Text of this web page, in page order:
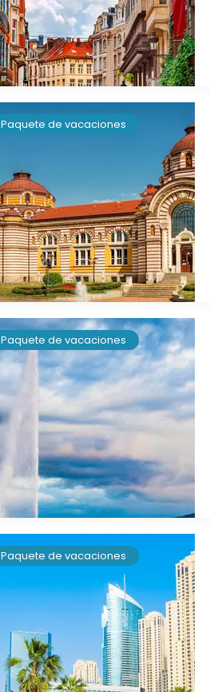
Paquete de vacaciones
Paquete de vacaciones
Paquete de vacaciones